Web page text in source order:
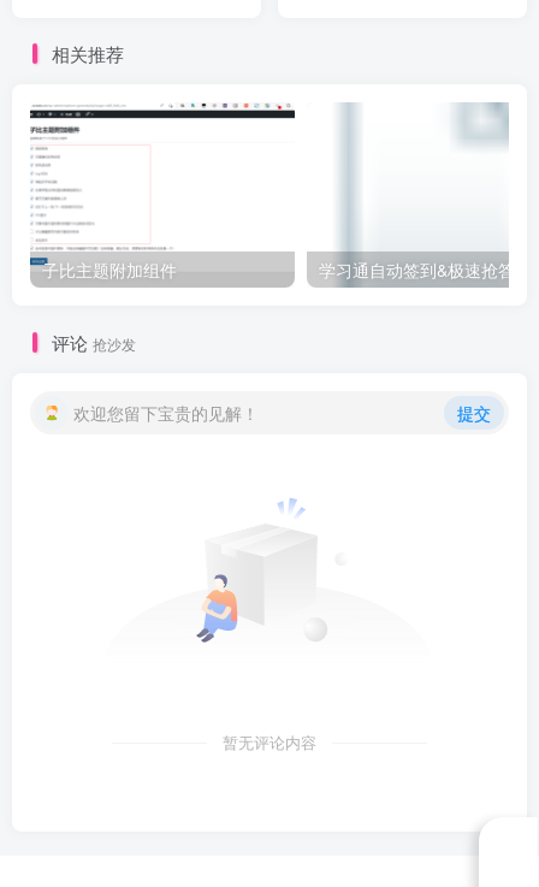
塔API虚拟主机对接
相关推荐
子比主题附加组件
评论 抢沙发
欢迎您留下宝贵的见解！ 提交
暂无评论内容